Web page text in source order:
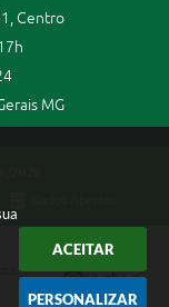
ACEITAR
PERSONALIZAR
Centro
MG
-